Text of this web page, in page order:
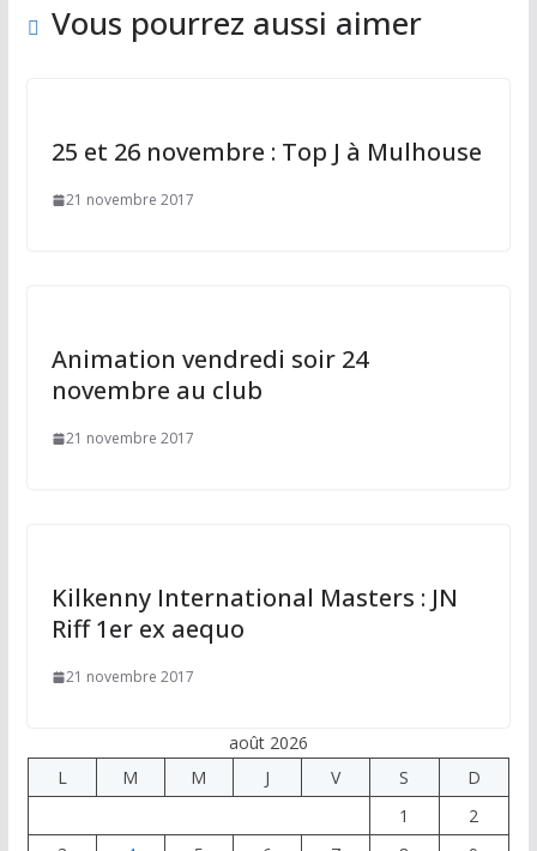
Vous pourrez aussi aimer
25 et 26 novembre : Top J à Mulhouse
21 novembre 2017
Animation vendredi soir 24
novembre au club
21 novembre 2017
Kilkenny International Masters : JN
Riff 1er ex aequo
21 novembre 2017
août 2026
L
M M J V S
D
1
2